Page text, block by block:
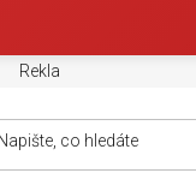
Reklamace, výměny a